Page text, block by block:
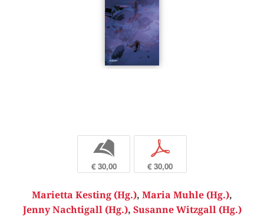
b
€ 30,00
p
€ 30,00
Marietta Kesting (Hg.), Maria Muhle (Hg.),
Jenny Nachtigall (Hg.), Susanne Witzgall (Hg.)